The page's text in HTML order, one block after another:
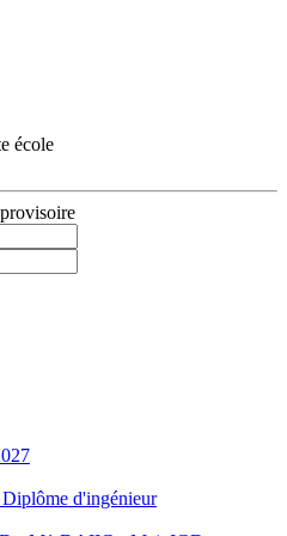
école
d'ingénieur